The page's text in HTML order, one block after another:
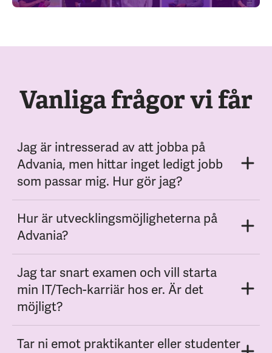
Vanliga frågor vi får
Jag är intresserad av att jobba på
Advania, men hittar inget ledigt jobb
som passar mig. Hur gör jag?
Hur är utvecklingsmöjligheterna på
Advania?
Jag tar snart examen och vill starta
min IT/Tech-karriär hos er. Är det
möjligt?
Tar ni emot praktikanter eller studenter